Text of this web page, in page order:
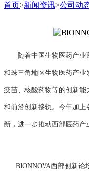
首页>新闻资讯>公司动
随着中国生物医药产
和珠三角地区生物医药产业
疫苗、核酸药物等的创新能
和前沿创新接轨。今年加上
新，进一步推动西部医药产
BIONNOVA西部创新论